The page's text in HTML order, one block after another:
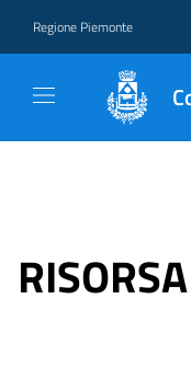
Regione Piemonte